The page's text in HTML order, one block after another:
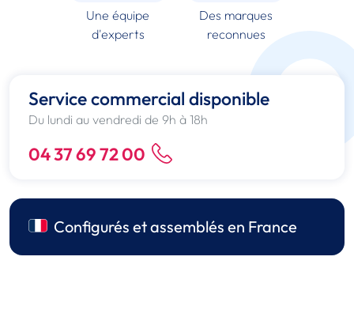
Une équipe
d'experts
Des marques
reconnues
Service commercial disponible
Du lundi au vendredi de 9h à 18h
04 37 69 72 00
Configurés et assemblés en France